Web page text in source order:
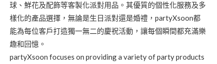
球、鮮花及配飾等客製化派對用品。其優質的個性化服務及多
樣化的產品選擇，無論是生日派對還是婚禮，partyXsoon都
能為每位客戶打造獨一無二的慶祝活動，讓每個瞬間都充滿樂
趣和回憶。
partyXsoon focuses on providing a variety of party products